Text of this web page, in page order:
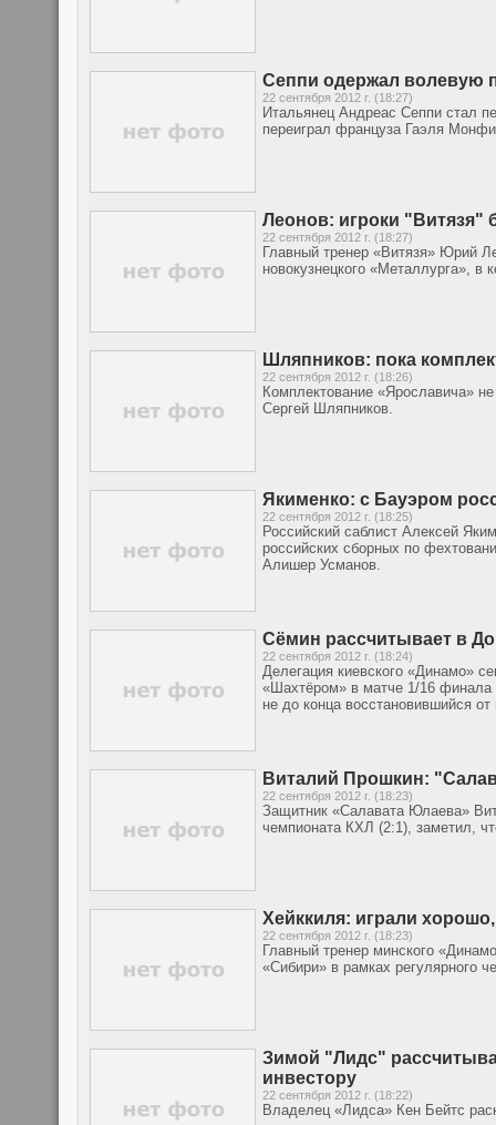
Сеппи одержал волевую
22 сентября 2012 г. (18:27)
Итальянец Андреас Сеппи стал
переиграл француза Гаэля
Леонов: игроки "Витязя"
22 сентября 2012 г. (18:27)
Главный тренер «Витязя» Юрий
новокузнецкого «Металлурга», в
Шляпников: пока
22 сентября 2012 г. (18:26)
Комплектование «Ярославича»
Сергей Шляпников.
Якименко: с Бауэром
22 сентября 2012 г. (18:25)
Российский саблист Алексей
российских сборных по
Алишер Усманов.
Сёмин рассчитывает в
22 сентября 2012 г. (18:24)
Делегация киевского «Динамо»
«Шахтёром» в матче 1/16 финала
не до конца восстановившийся
Виталий Прошкин:
22 сентября 2012 г. (18:23)
Защитник «Салавата Юлаева»
чемпионата КХЛ (2:1), заметил,
Хейккиля: играли
22 сентября 2012 г. (18:23)
Главный тренер минского
«Сибири» в рамках регулярного
Зимой "Лидс"
инвестору
22 сентября 2012 г. (18:22)
Владелец «Лидса» Кен Бейтс